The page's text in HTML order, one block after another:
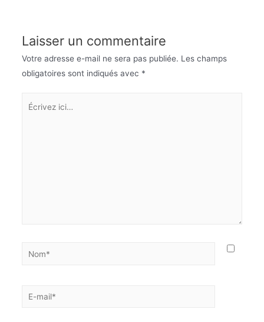
Laisser un commentaire
Votre adresse e-mail ne sera pas publiée. Les champs
obligatoires sont indiqués avec *